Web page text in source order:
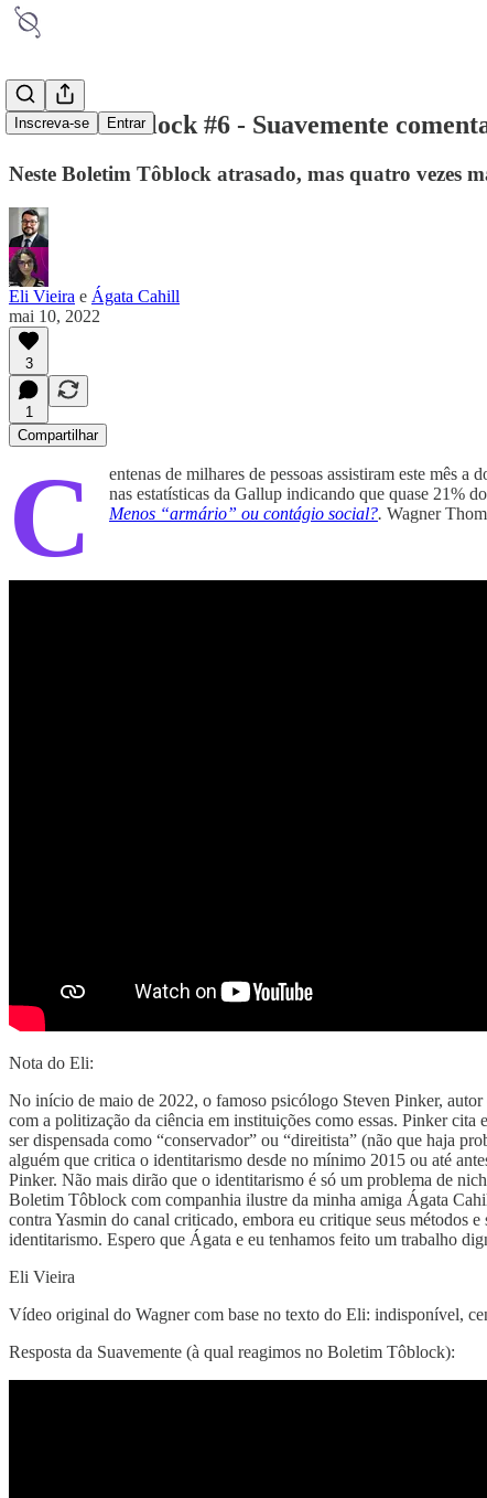
Inscreva-se Entrar
Boletim Tôblock #6 - Suavemente
Neste Boletim Tôblock atrasado, mas quatro vezes
Eli Vieira e Ágata Cahill
mai 10, 2022
3
1
Compartilhar
C
entenas de milhares de pessoas assistiram este mês
nas estatísticas da Gallup indicando que quase 21%
Menos “armário” ou contágio social?. Wagner
Nota do Eli:
No início de maio de 2022, o famoso psicólogo Steven Pinker,
com a politização da ciência em instituições como essas. Pinker
ser dispensada como “conservador” ou “direitista” (não que haja
alguém que critica o identitarismo desde no mínimo 2015 ou até
Pinker. Não mais dirão que o identitarismo é só um problema de
Boletim Tôblock com companhia ilustre da minha amiga Ágata
contra Yasmin do canal criticado, embora eu critique seus métodos
identitarismo. Espero que Ágata e eu tenhamos feito um trabalho
Eli Vieira
Vídeo original do Wagner com base no texto do Eli: indisponível,
Resposta da Suavemente (à qual reagimos no Boletim Tôblock):